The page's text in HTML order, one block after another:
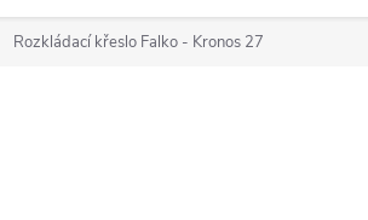
Rozkládací křeslo Falko - Kronos 27